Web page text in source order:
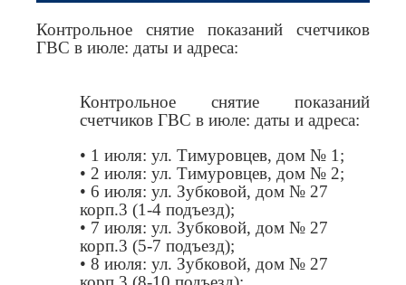
Контрольное снятие показаний счетчиков
ГВС в июле: даты и адреса:
Контрольное снятие показаний
счетчиков ГВС в июле: даты и адреса:
• 1 июля: ул. Тимуровцев, дом № 1;
• 2 июля: ул. Тимуровцев, дом № 2;
• 6 июля: ул. Зубковой, дом № 27
корп.3 (1-4 подъезд);
• 7 июля: ул. Зубковой, дом № 27
корп.3 (5-7 подъезд);
• 8 июля: ул. Зубковой, дом № 27